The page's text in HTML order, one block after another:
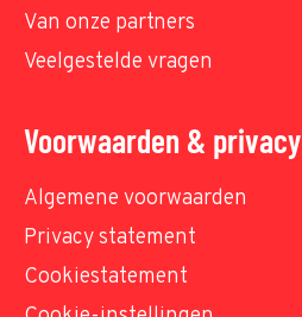
Van onze partners
Veelgestelde vragen
Voorwaarden & privacy
Algemene voorwaarden
Privacy statement
Cookiestatement